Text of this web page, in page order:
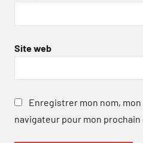
Site web
Enregistrer mon nom,
navigateur pour mon prochain